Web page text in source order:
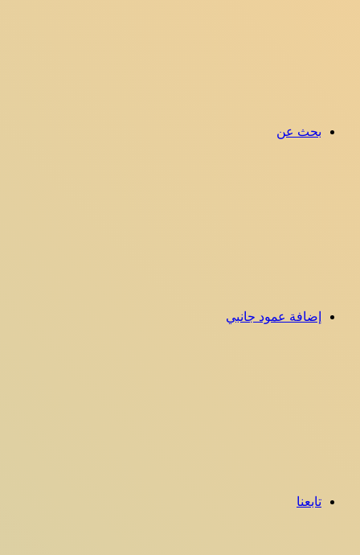
بحث عن
إضافة عمود جانبي
تابعنا